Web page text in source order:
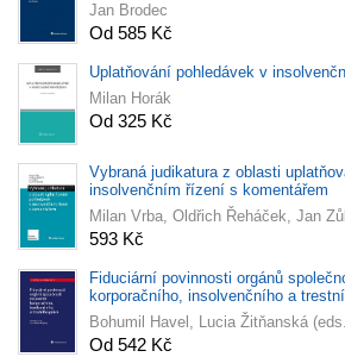
Jan Brodec
Od 585 Kč
Uplatňování pohledávek v
Milan Horák
Od 325 Kč
Vybraná judikatura z oblasti
insolvenčním řízení s komentářem
Milan Vrba, Oldřich Řeháček, Jan
593 Kč
Fiduciární povinnosti orgánů
korporačního, insolvenčního a
Bohumil Havel, Lucia Žitňanská
Od 542 Kč